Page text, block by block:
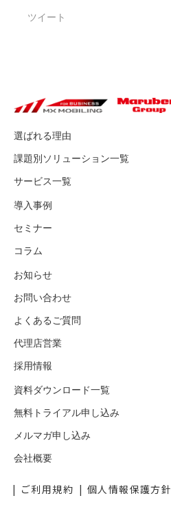
ツイート
選ばれる理由
課題別ソリューション一覧
サービス一覧
導入事例
セミナー
コラム
お知らせ
お問い合わせ
よくあるご質問
代理店営業
採用情報
資料ダウンロード一覧
無料トライアル申し込み
メルマガ申し込み
会社概要
ご利用規約 個人情報保護方針